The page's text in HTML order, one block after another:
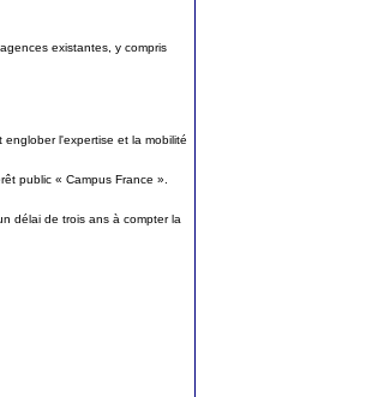
existantes, y compris
l'expertise et la mobilité
public « Campus France ».
délai de trois ans à compter la